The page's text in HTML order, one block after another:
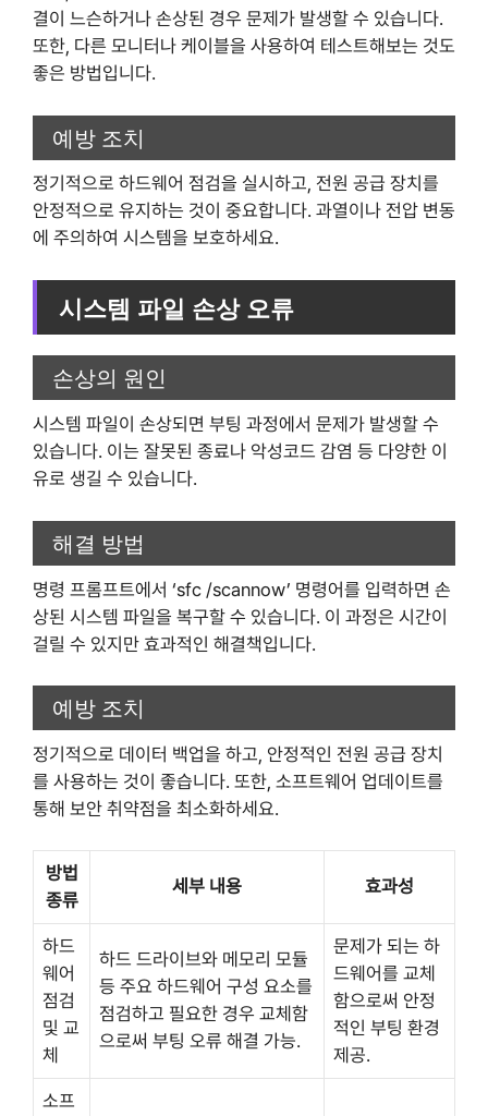
결이 느슨하거나 손상된 경우 문제가 발생할 수 있습니다.
또한, 다른 모니터나 케이블을 사용하여 테스트해보는 것도
좋은 방법입니다.
예방 조치
정기적으로 하드웨어 점검을 실시하고, 전원 공급 장치를
안정적으로 유지하는 것이 중요합니다. 과열이나 전압 변동
에 주의하여 시스템을 보호하세요.
시스템 파일 손상 오류
손상의 원인
시스템 파일이 손상되면 부팅 과정에서 문제가 발생할 수
있습니다. 이는 잘못된 종료나 악성코드 감염 등 다양한 이
유로 생길 수 있습니다.
해결 방법
명령 프롬프트에서 ‘sfc /scannow’ 명령어를 입력하면 손
상된 시스템 파일을 복구할 수 있습니다. 이 과정은 시간이
걸릴 수 있지만 효과적인 해결책입니다.
예방 조치
정기적으로 데이터 백업을 하고, 안정적인 전원 공급 장치
를 사용하는 것이 좋습니다. 또한, 소프트웨어 업데이트를
통해 보안 취약점을 최소화하세요.
방법
종류
세부 내용 효과성
하드
웨어
점검
및 교
체
하드 드라이브와 메모리 모듈
등 주요 하드웨어 구성 요소를
점검하고 필요한 경우 교체함
으로써 부팅 오류 해결 가능.
문제가 되는 하
드웨어를 교체
함으로써 안정
적인 부팅 환경
제공.
소프